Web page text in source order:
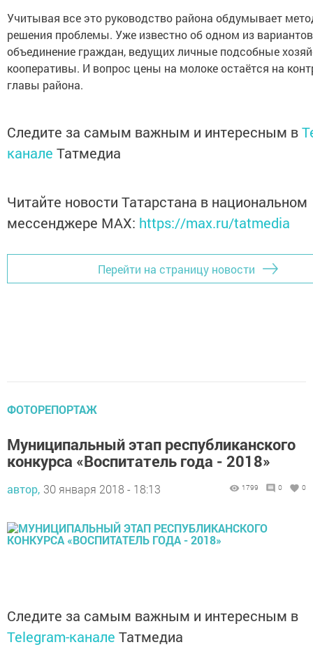
Учитывая все это руководство района обдумывает
решения проблемы. Уже известно об одном из
объединение граждан, ведущих личные подсобные
кооперативы. И вопрос цены на молоке остаётся на
главы района.
Следите за самым важным и интересным в
канале Татмедиа
Читайте новости Татарстана в национальном
мессенджере MАХ: https://max.ru/tatmedia
Перейти на страницу новости
ФОТОРЕПОРТАЖ
Муниципальный этап республиканского
конкурса «Воспитатель года - 2018»
автор, 30 января 2018 - 18:13 1799 0 0
Следите за самым важным и интересным в
Telegram-канале Татмедиа